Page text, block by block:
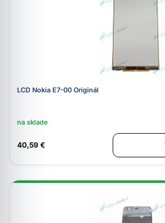
LCD Nokia E7-00 Originál
na sklade
40,59 €